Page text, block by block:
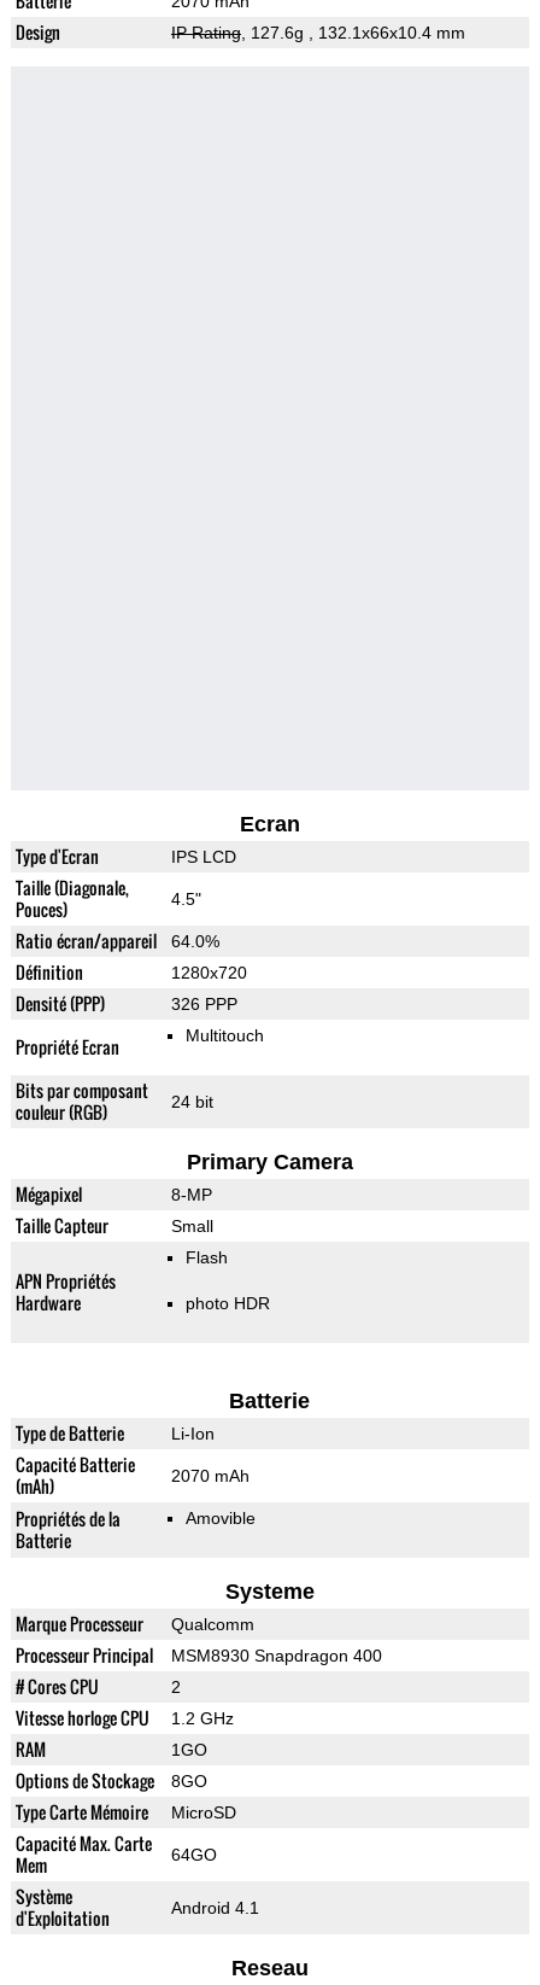
Design IP Rating, 127.6g , 132.1x66x10.4 mm
Ecran
Type d'Ecran IPS LCD
Taille (Diagonale,
Pouces)
4.5"
Ratio écran/appareil 64.0%
Définition 1280x720
Densité (PPP) 326 PPP
Propriété Ecran Multitouch
Bits par composant
couleur (RGB)
24 bit
Primary Camera
Mégapixel 8-MP
Taille Capteur Small
APN Propriétés
Hardware
Flash
photo HDR
Batterie
Type de Batterie Li-Ion
Capacité Batterie
(mAh)
2070 mAh
Propriétés de la
Batterie
Amovible
Systeme
Marque Processeur Qualcomm
Processeur Principal MSM8930 Snapdragon 400
# Cores CPU 2
Vitesse horloge CPU 1.2 GHz
RAM 1GO
Options de Stockage 8GO
Type Carte Mémoire MicroSD
Capacité Max. Carte
Mem
64GO
Système
d'Exploitation
Android 4.1
Reseau